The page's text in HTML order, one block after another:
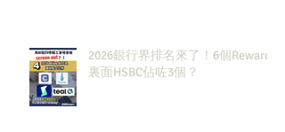
2026銀行界排名來了！6個Rewards
裏面HSBC佔咗3個？